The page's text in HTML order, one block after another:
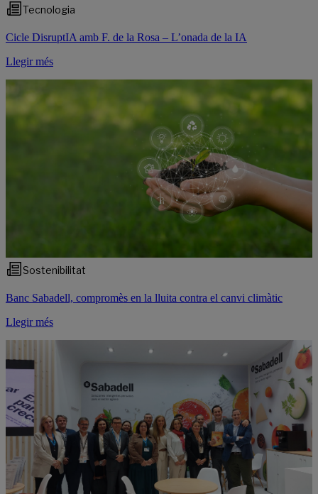
Tecnologia
Cicle DisruptIA amb F. de la Rosa – L’onada de la IA
Llegir més
Sostenibilitat
Banc Sabadell, compromès en la lluita contra el canvi climàtic
Llegir més